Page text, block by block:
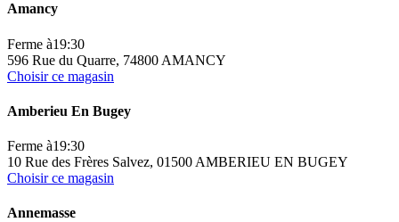
Amancy
Ferme à19:30
596 Rue du Quarre, 74800 AMANCY
Choisir ce magasin
Amberieu En Bugey
Ferme à19:30
10 Rue des Frères Salvez, 01500 AMBERIEU EN BUGEY
Choisir ce magasin
Annemasse